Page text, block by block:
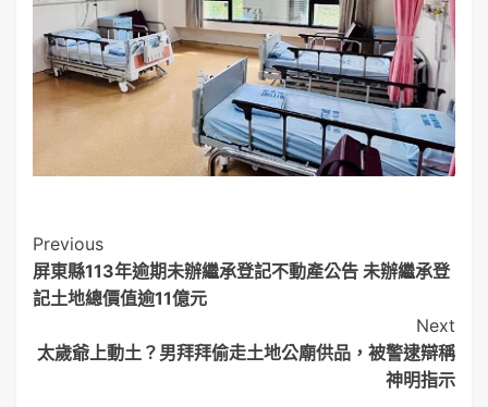
Post
Navigation
Previous
屏東縣113年逾期未辦繼承登記不動產公告 未辦繼承登
記土地總價值逾11億元
Next
太歲爺上動土？男拜拜偷走土地公廟供品，被警逮辯稱
神明指示